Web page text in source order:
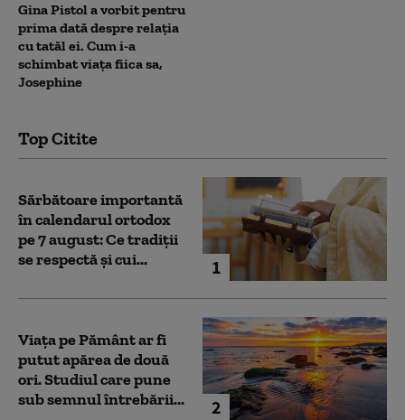
Gina Pistol a vorbit pentru
prima dată despre relația
cu tatăl ei. Cum i-a
schimbat viața fiica sa,
Josephine
Top Citite
1
Sărbătoare importantă
în calendarul ortodox
pe 7 august: Ce tradiții
se respectă și cui...
2
Viața pe Pământ ar fi
putut apărea de două
ori. Studiul care pune
sub semnul întrebării...